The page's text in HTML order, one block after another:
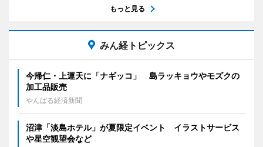
もっと見る
みん経トピックス
今帰仁・上運天に「ナギッコ」 島ラッキョウやモズクの
加工品販売
やんばる経済新聞
沼津「淡島ホテル」が夏限定イベント イラストサービス
や星空観望会など